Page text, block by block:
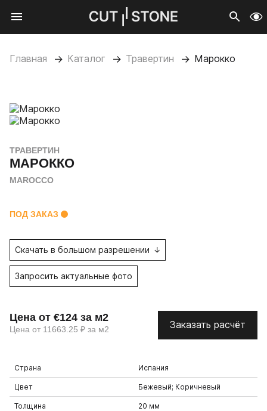
Мобильное меню
CUTSTONE
Главная Каталог Травертин Марокко
ТРАВЕРТИН
МАРОККО
MAROCCO
ПОД ЗАКАЗ
Скачать в большом разрешении
Запросить актуальные фото
Цена от €124 за м2
Цена от 11663.25 ₽ за м2 Заказать расчёт
Страна Испания
Цвет Бежевый; Коричневый
Толщина 20 мм